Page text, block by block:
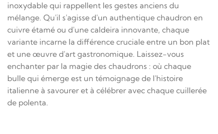
inoxydable qui rappellent les gestes anciens du
mélange. Qu'il s'agisse d'un authentique chaudron en
cuivre étamé ou d'une caldeira innovante, chaque
variante incarne la différence cruciale entre un bon plat
et une œuvre d'art gastronomique. Laissez-vous
enchanter par la magie des chaudrons : où chaque
bulle qui émerge est un témoignage de l'histoire
italienne à savourer et à célébrer avec chaque cuillerée
de polenta.